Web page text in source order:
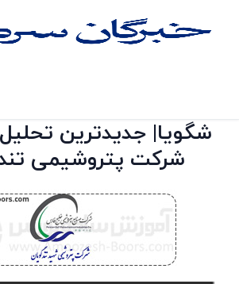
شگویا| جدیدترین
شرکت پتروشیمی